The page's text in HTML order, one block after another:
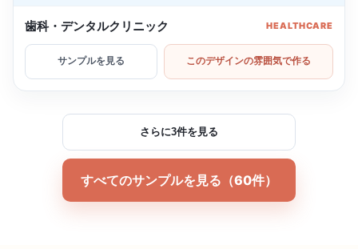
歯科・デンタルクリニック HEALTHCARE
サンプルを見る このデザインの雰囲気で作る
さらに3件を見る
すべてのサンプルを見る（60件）